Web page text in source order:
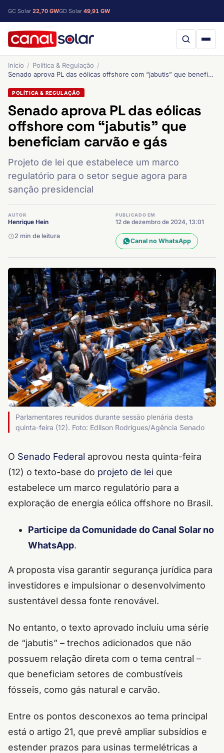
GC Solar 22,70 GWGD Solar 49,91 GW
Início
Política & Regulação
Senado aprova PL das eólicas offshore com “jabutis” que beneficiam carvão e gás
POLÍTICA & REGULAÇÃO
Senado aprova PL das eólicas
offshore com “jabutis” que
beneficiam carvão e gás
Projeto de lei que estabelece um marco
regulatório para o setor segue agora para
sanção presidencial
AUTOR
Henrique Hein
PUBLICADO EM
12 de dezembro de 2024, 13:01
2 min de leitura
Canal no WhatsApp
Parlamentares reunidos durante sessão plenária desta
quinta-feira (12). Foto: Edilson Rodrigues/Agência Senado
O Senado Federal aprovou nesta quinta-feira
(12) o texto-base do projeto de lei que
estabelece um marco regulatório para a
exploração de energia eólica offshore no Brasil.
Participe da Comunidade do Canal Solar no
WhatsApp.
A proposta visa garantir segurança jurídica para
investidores e impulsionar o desenvolvimento
sustentável dessa fonte renovável.
No entanto, o texto aprovado incluiu uma série
de “jabutis” – trechos adicionados que não
possuem relação direta com o tema central –
que beneficiam setores de combustíveis
fósseis, como gás natural e carvão.
Entre os pontos desconexos ao tema principal
está o artigo 21, que prevê ampliar subsídios e
estender prazos para usinas termelétricas a